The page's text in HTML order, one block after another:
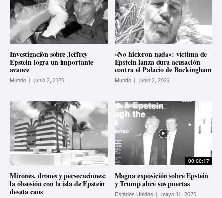
Investigación sobre Jeffrey
Epstein logra un importante
avance
Mundo junio 2, 2026
«No hicieron nada»: víctima de
Epstein lanza dura acusación
contra el Palacio de Buckingham
Mundo junio 2, 2026
Mirones, drones y persecuciones:
la obsesión con la isla de Epstein
desata caos
00:00:17
Magna exposición sobre Epstein
y Trump abre sus puertas
Estados Unidos mayo 11, 2026